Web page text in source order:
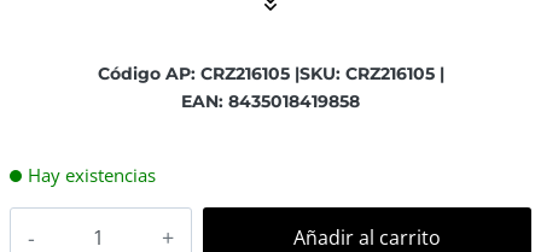
Código AP: CRZ216105 |SKU: CRZ216105 |
EAN: 8435018419858
Hay existencias
Añadir al carrito